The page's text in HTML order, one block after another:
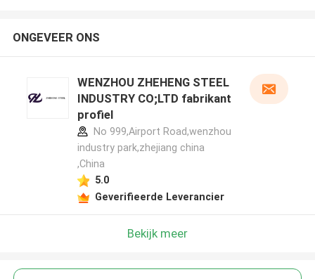
ONGEVEER ONS
WENZHOU ZHEHENG STEEL
INDUSTRY CO;LTD fabrikant
profiel
No 999,Airport Road,wenzhou
industry park,zhejiang china
,China
5.0
Geverifieerde Leverancier
Bekijk meer